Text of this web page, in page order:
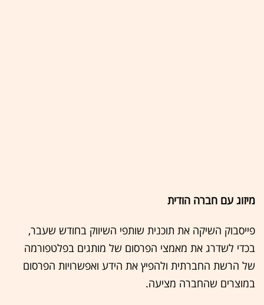
מיזוג עם חברה הודית
פייסבוק השיקה את תוכנית שותפי השיווק בחודש שעבר,
בכדי לשדרג את מאמצי הפרסום של מותגים בפלטפורמה
של הרשת החברתית ולהפיץ את הידע ואפשרויות הפרסום
במוצרים שהחברה מציעה.